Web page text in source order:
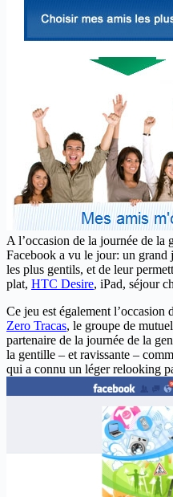
A l’occasion de la journée de la
Facebook a vu le jour: un grand
les plus gentils, et de leur
plat, HTC Desire, iPad, séjour
Ce jeu est également l’occasion
Zero Tracas, le groupe de
partenaire de la journée de la
la gentille – et ravissante –
qui a connu un léger relooking